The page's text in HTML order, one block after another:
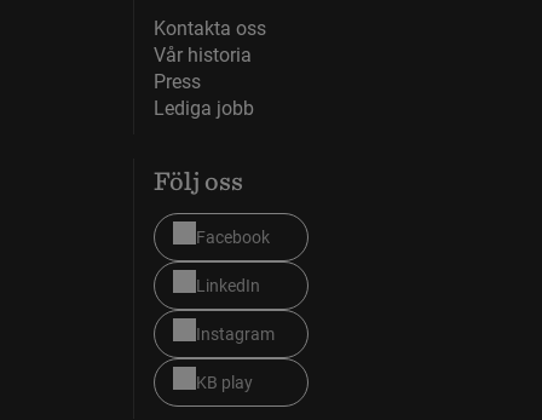
Kontakta oss
Vår historia
Press
Lediga jobb
Följ oss
Facebook
LinkedIn
Instagram
KB play